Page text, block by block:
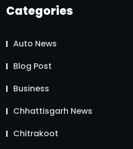
Categories
Auto News
Blog Post
Business
Chhattisgarh News
Chitrakoot